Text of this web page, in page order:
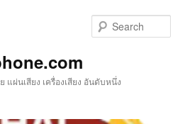
ผ่นเสียง เครื่องเสียง อันดับหนึ่ง